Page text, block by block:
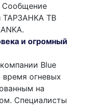
Сообщение
ТАРЗАНКА ТВ
и огромный
Blue
огневых
на
Специалисты